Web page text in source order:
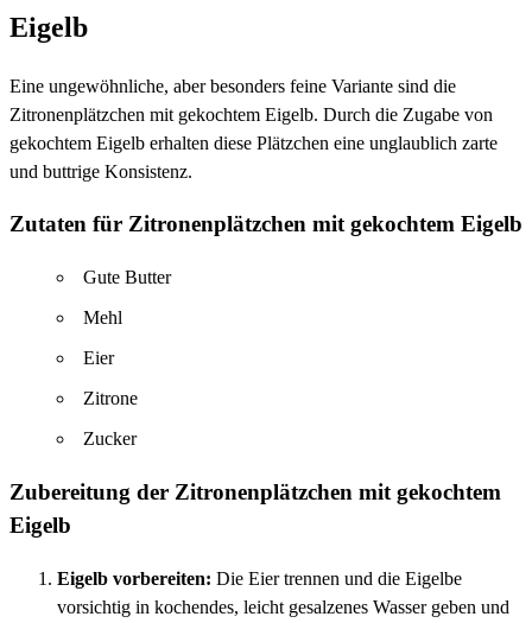
Eigelb
Eine ungewöhnliche, aber besonders feine Variante sind die
Zitronenplätzchen mit gekochtem Eigelb. Durch die Zugabe von
gekochtem Eigelb erhalten diese Plätzchen eine unglaublich zarte
und buttrige Konsistenz.
Zutaten für Zitronenplätzchen mit gekochtem Eigelb
Gute Butter
Mehl
Eier
Zitrone
Zucker
Zubereitung der Zitronenplätzchen mit gekochtem
Eigelb
Eigelb vorbereiten: Die Eier trennen und die Eigelbe
vorsichtig in kochendes, leicht gesalzenes Wasser geben und